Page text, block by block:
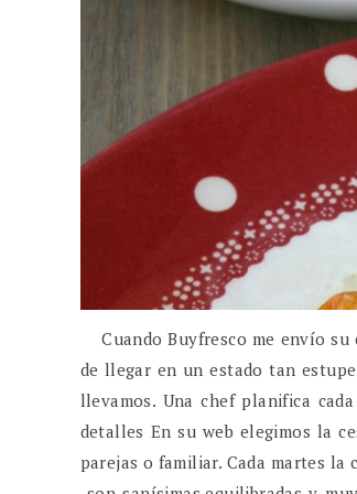
Cuando Buyfresco me envío su
de llegar en un estado tan
llevamos. Una chef planifica
detalles En su web elegimos la
parejas o familiar. Cada martes la